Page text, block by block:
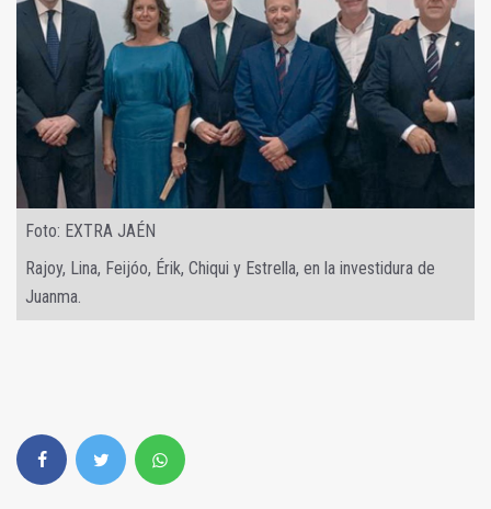
Foto: EXTRA JAÉN
Rajoy, Lina, Feijóo, Érik, Chiqui y Estrella, en la investidura de
Juanma.